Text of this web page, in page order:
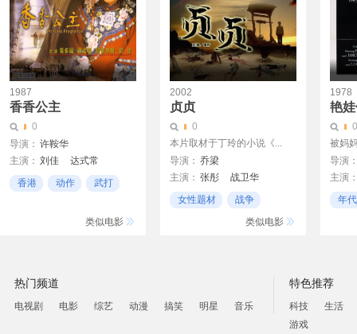
1987
香香公主
0
导演： 许鞍华
主演： 刘佳
达式常
阿依努尔
香港 动作 武打
类似电影
2002
贞贞
0
本片取材于丁玲的小说《...
导演： 乔梁
主演： 张彤
战卫华
张少华
女性题材
战争
类似电影
1978
艳
0
被妈
导演
主演
波姬·
年
热门频道
电视剧 电影 综艺 动漫 搞笑 明星 音乐
特色推荐
科技
生活
游戏